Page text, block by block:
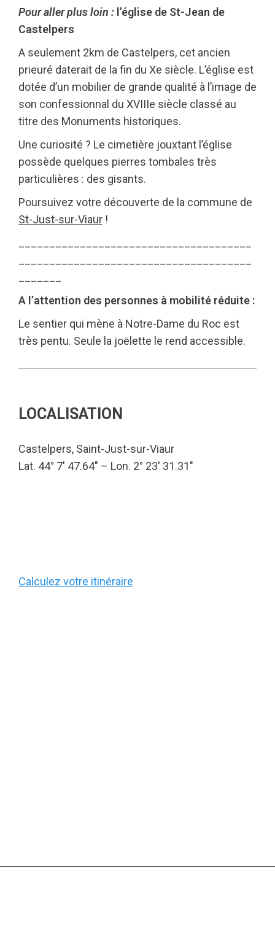
Pour aller plus loin : l’église de St-Jean de
Castelpers
A seulement 2km de Castelpers, cet ancien
prieuré daterait de la fin du Xe siècle. L’église est
dotée d’un mobilier de grande qualité à l’image de
son confessionnal du XVIIIe siècle classé au
titre des Monuments historiques.
Une curiosité ? Le cimetière jouxtant l’église
possède quelques pierres tombales très
particulières : des gisants.
Poursuivez votre découverte de la commune de
St-Just-sur-Viaur !
A l’attention des personnes à mobilité réduite :
Le sentier qui mène à Notre-Dame du Roc est
très pentu. Seule la joëlette le rend accessible.
LOCALISATION
Castelpers, Saint-Just-sur-Viaur
Lat. 44° 7′ 47.64″ – Lon. 2° 23′ 31.31″
Calculez votre itinéraire